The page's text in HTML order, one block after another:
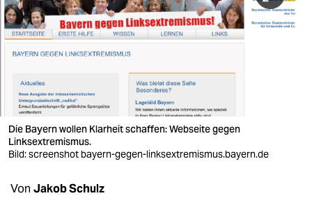
nord
wahrheit
verlag
veranstaltungen
shop
fragen & hilfe
Die Bayern wollen Klarheit schaffen: Webseite gegen
Linksextremismus.
Bild: screenshot bayern-gegen-linksextremismus.bayern.de
Von Jakob Schulz